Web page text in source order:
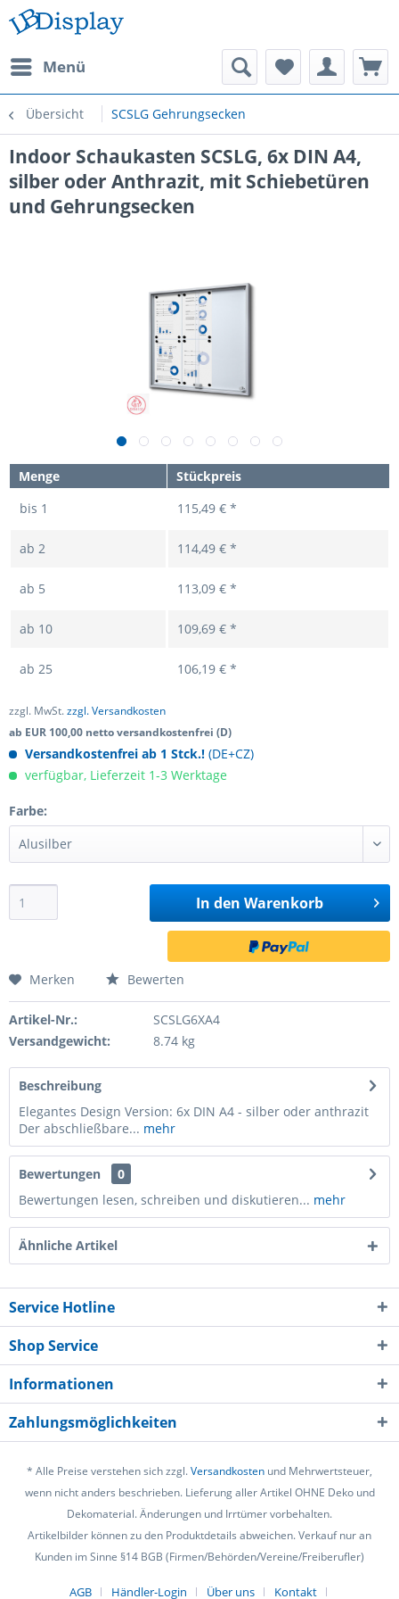
Menü
Übersicht SCSLG Gehrungsecken
Indoor Schaukasten SCSLG, 6x DIN A4,
silber oder Anthrazit, mit Schiebetüren
und Gehrungsecken
Menge
Stückpreis
bis 1 115,49 € *
ab 2 114,49 € *
ab 5 113,09 € *
ab 10 109,69 € *
ab 25 106,19 € *
zzgl. MwSt.zzgl. Versandkosten
ab EUR 100,00 netto versandkostenfrei (D)
Versandkostenfrei ab 1 Stck.! (DE+CZ)
verfügbar, Lieferzeit 1-3 Werktage
Farbe:
In den Warenkorb
Merken Bewerten
Artikel-Nr.:
SCSLG6XA4
Versandgewicht:
8.74 kg
Beschreibung
Elegantes Design Version: 6x DIN A4 - silber oder anthrazit
Der abschließbare... mehr
Bewertungen
0
Bewertungen lesen, schreiben und diskutieren... mehr
Ähnliche Artikel
Service Hotline
Shop Service
Informationen
Zahlungsmöglichkeiten
* Alle Preise verstehen sich zzgl.Versandkosten und Mehrwertsteuer,
wenn nicht anders beschrieben. Lieferung aller Artikel OHNE Deko und
Dekomaterial. Änderungen und Irrtümer vorbehalten.
Artikelbilder können zu den Produktdetails abweichen. Verkauf nur an
Kunden im Sinne §14 BGB (Firmen/Behörden/Vereine/Freiberufler)
AGB Händler-Login Über uns Kontakt